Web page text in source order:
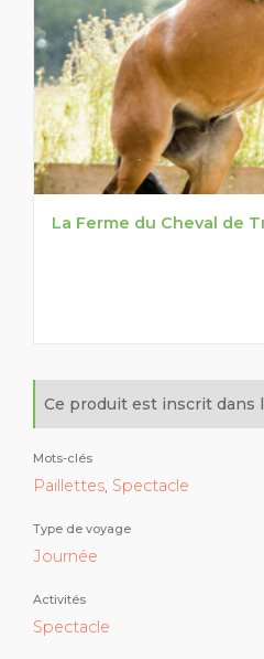
La Ferme du Cheval de
Ce produit est inscrit dans
Mots-clés
Paillettes, Spectacle
Type de voyage
Journée
Activités
Spectacle